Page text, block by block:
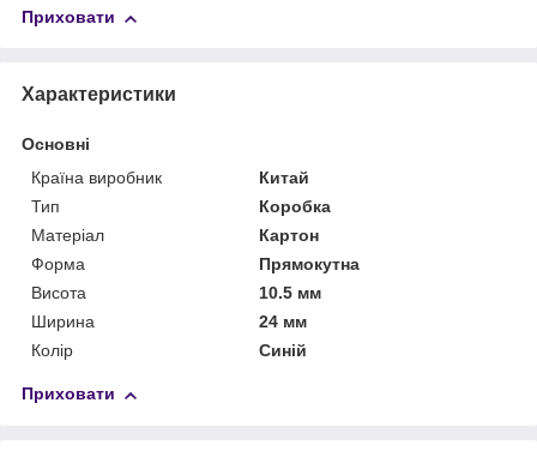
Приховати
Характеристики
Основні
Країна виробник
Китай
Тип
Коробка
Матеріал
Картон
Форма
Прямокутна
Висота
10.5 мм
Ширина
24 мм
Колір
Синій
Приховати